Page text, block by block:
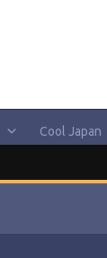
Cool Japan